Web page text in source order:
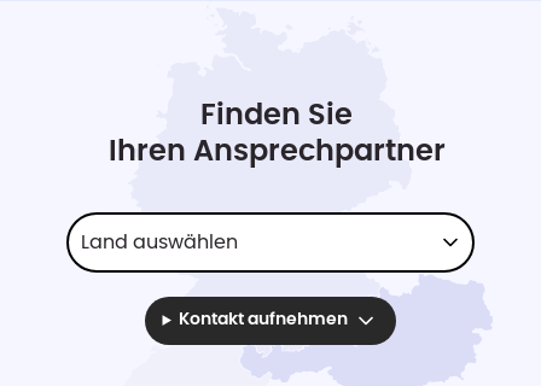
Finden Sie
Ihren Ansprechpartner
Kontakt aufnehmen